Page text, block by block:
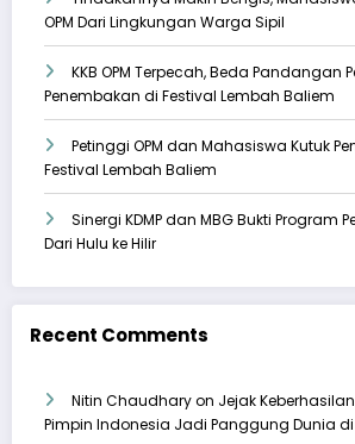
OPM Dari Lingkungan Warga Sipil
KKB OPM Terpecah, Beda Pandangan
Penembakan di Festival Lembah Baliem
Petinggi OPM dan Mahasiswa Kutuk
Festival Lembah Baliem
Sinergi KDMP dan MBG Bukti Program
Dari Hulu ke Hilir
Recent Comments
Nitin Chaudharyon Jejak
Pimpin Indonesia Jadi Panggung Dunia